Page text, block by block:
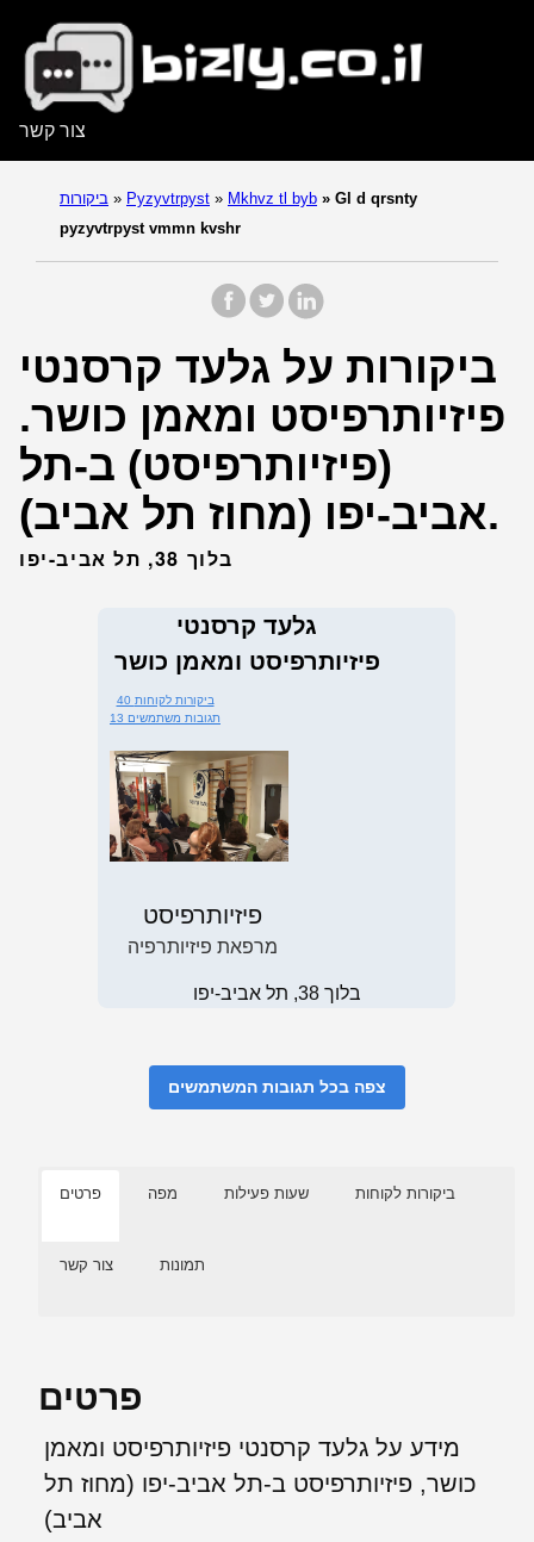
צור קשר
ביקורות » Pyzyvtrpyst » Mkhvz tl byb » Gl d qrsnty
pyzyvtrpyst vmmn kvshr
ביקורות על גלעד קרסנטי
פיזיותרפיסט ומאמן כושר.
(פיזיותרפיסט) ב-תל
אביב-יפו (מחוז תל אביב).
בלוך 38, תל אביב-יפו
גלעד קרסנטי
פיזיותרפיסט ומאמן כושר
40 ביקורות לקוחות
13 תגובות משתמשים
פיזיותרפיסט
מרפאת פיזיותרפיה
בלוך 38, תל אביב-יפו
צפה בכל תגובות המשתמשים
פרטים מפה שעות פעילות ביקורות לקוחות
צור קשר תמונות
פרטים
מידע על גלעד קרסנטי פיזיותרפיסט ומאמן
כושר, פיזיותרפיסט ב-תל אביב-יפו (מחוז תל
אביב)